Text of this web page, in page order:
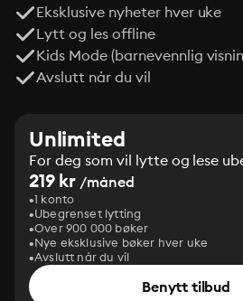
Eksklusive nyheter hver uke
Lytt og les offline
Kids Mode (barnevennlig
Avslutt når du vil
Unlimited
For deg som vil lytte og lese
219 kr /måned
1 konto
Ubegrenset lytting
Over 900 000 bøker
Nye eksklusive bøker hver uke
Avslutt når du vil
Benytt tilbud